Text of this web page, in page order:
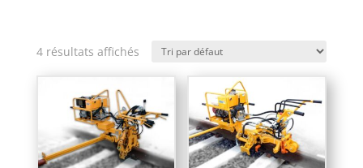
4 résultats affichés